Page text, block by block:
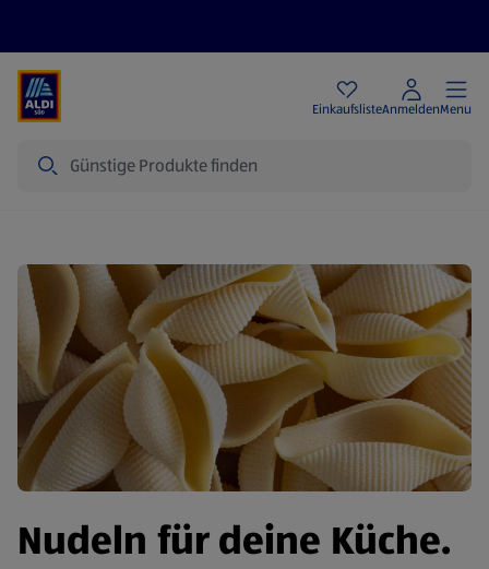
EinkaufslisteAnmeldenMenu
Nudeln für deine Küche.